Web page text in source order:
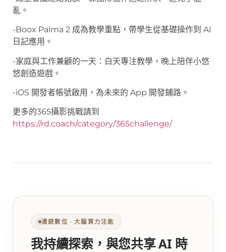
亂。
-Boox Palma 2 成為教學重點，帶學生從基礎操作到 AI
日記應用。
-家庭與工作兼顧的一天：白天專注教學，晚上陪伴小悠
悠創造遊戲。
-iOS 開發者帳號啟用，為未來的 App 開發鋪路。
更多的365攝影挑戰請到
https://rd.coach/category/365challenge/
漫遊數位 ‧ 大腦算力注能
我持續探索，與您共享 AI 時